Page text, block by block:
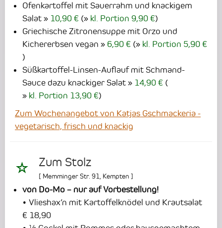
Ofenkartoffel mit Sauerrahm und knackigem
Salat
10,90 € ( kl. Portion 9,90 €)
Griechische Zitronensuppe mit Orzo und
Kichererbsen vegan
6,90 € (
kl. Portion 5,90 €
)
Süßkartoffel-Linsen-Auflauf mit Schmand-
Sauce dazu knackiger Salat
14,90 € (
kl. Portion 13,90 €)
Zum Wochenangebot von Katjas Gschmackeria -
vegetarisch, frisch und knackig
Zum Stolz
[ Memminger Str. 91 Kempten ]
von Do-Mo – nur auf Vorbestellung!
• Vlieshax’n mit Kartoffelknödel und Krautsalat
€ 18,90